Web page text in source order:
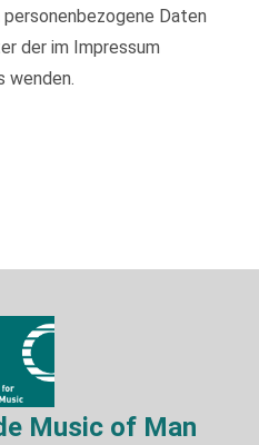
Daten
der im Impressum
wenden.
Music of Man